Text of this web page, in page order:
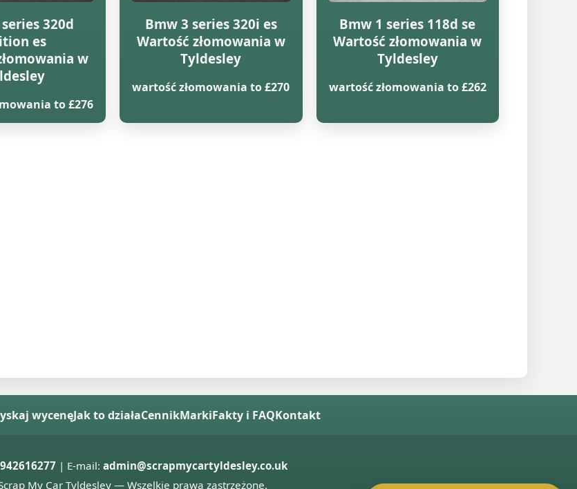
320d
es
w
to £276
Bmw 3 series 320i es
Wartość złomowania w
Tyldesley
wartość złomowania to £270
Bmw 1 series 118d se
Wartość złomowania w
Tyldesley
wartość złomowania to £262
wycenęJak to działaCennikMarkiFakty i FAQKontakt
| E-mail: admin@scrapmycartyldesley.co.uk
My Car Tyldesley — Wszelkie prawa zastrzeżone.